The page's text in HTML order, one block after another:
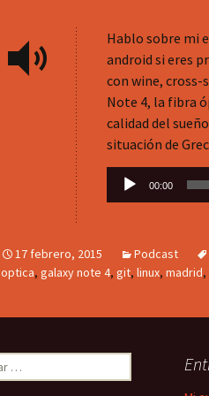
Hablo sobre mi
android si eres
con wine, cross-
Note 4, la fibra
calidad del
situación de
Reproductor
de
00:00
17 febrero, 2015 Podcast
optica, galaxy note 4, git, linux, madrid,